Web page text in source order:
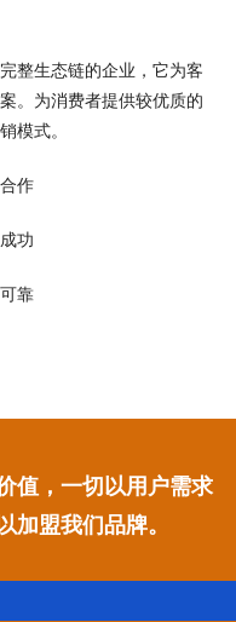
整生态链的企业，它为客
。为消费者提供较优质的
模式。
作
功
靠
值，一切以用户需求
加盟我们品牌。